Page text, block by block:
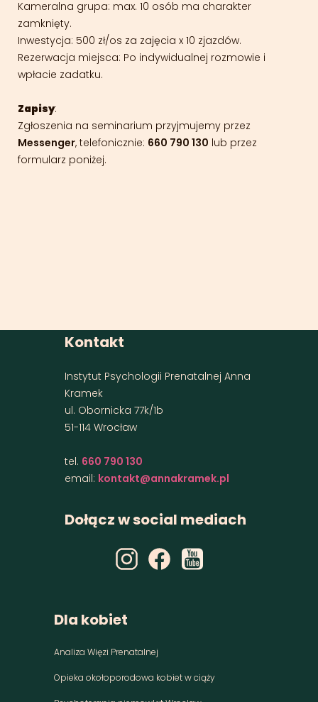
Kameralna grupa: max. 10 osób ma charakter
zamknięty.
Inwestycja: 500 zł/os za zajęcia x 10 zjazdów.
Rezerwacja miejsca: Po indywidualnej rozmowie i
wpłacie zadatku.
Zapisy:
Zgłoszenia na seminarium przyjmujemy przez
Messenger, telefonicznie: 660 790 130 lub przez
formularz poniżej.
Dla kobiet
Kontakt
Instytut Psychologii Prenatalnej Anna
Kramek
ul. Obornicka 77k/1b
51-114 Wrocław
tel. 660 790 130
email: kontakt@annakramek.pl
Analiza Więzi Prenatalnej
Opieka okołoporodowa kobiet w ciąży
Dołącz w social mediach